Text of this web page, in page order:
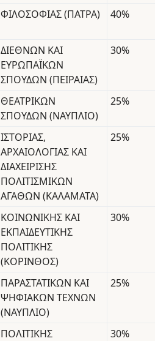
ΦΙΛΟΣΟΦΙΑΣ (ΠΑΤΡΑ) 40%
ΔΙΕΘΝΩΝ ΚΑΙ
ΕΥΡΩΠΑΪΚΩΝ
ΣΠΟΥΔΩΝ (ΠΕΙΡΑΙΑΣ)
30%
ΘΕΑΤΡΙΚΩΝ
ΣΠΟΥΔΩΝ (ΝΑΥΠΛΙΟ)
25%
ΙΣΤΟΡΙΑΣ,
ΑΡΧΑΙΟΛΟΓΙΑΣ ΚΑΙ
ΔΙΑΧΕΙΡΙΣΗΣ
ΠΟΛΙΤΙΣΜΙΚΩΝ
ΑΓΑΘΩΝ (ΚΑΛΑΜΑΤΑ)
25%
ΚΟΙΝΩΝΙΚΗΣ ΚΑΙ
ΕΚΠΑΙΔΕΥΤΙΚΗΣ
ΠΟΛΙΤΙΚΗΣ
(ΚΟΡΙΝΘΟΣ)
30%
ΠΑΡΑΣΤΑΤΙΚΩΝ ΚΑΙ
ΨΗΦΙΑΚΩΝ ΤΕΧΝΩΝ
(ΝΑΥΠΛΙΟ)
25%
ΠΟΛΙΤΙΚΗΣ
30%